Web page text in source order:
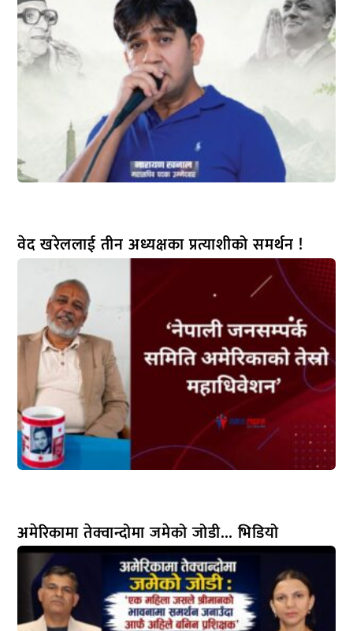
वेद खरेललाई तीन अध्यक्षका प्रत्याशीको समर्थन !
अमेरिकामा तेक्वान्दोमा जमेको जोडी… भिडियो